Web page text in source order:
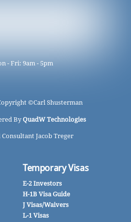
- Fri: 9am - 5pm
©Carl Shusterman
ByQuadW Technologies
Consultant Jacob Treger
Temporary Visas
E-2 Investors
H-1B Visa Guide
J Visas/Waivers
L-1 Visas